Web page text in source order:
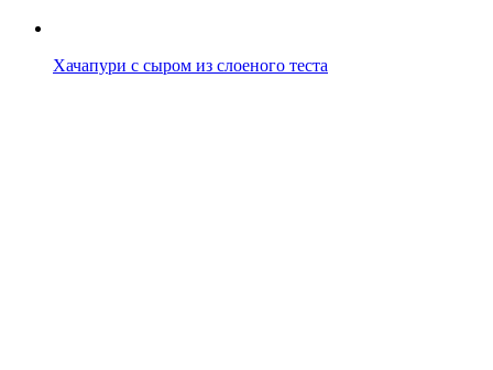
Хачапури с сыром из слоеного теста